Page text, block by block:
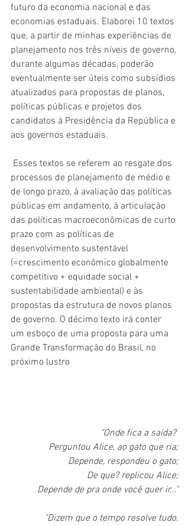
futuro da economia nacional e das
economias estaduais. Elaborei 10 textos
que, a partir de minhas experiências de
planejamento nos três níveis de governo,
durante algumas décadas, poderão
eventualmente ser úteis como subsídios
atualizados para propostas de planos,
políticas públicas e projetos dos
candidatos à Presidência da República e
aos governos estaduais.
processos de planejamento de médio e
de longo prazo, à avaliação das políticas
públicas em andamento, à articulação
das políticas macroeconômicas de curto
prazo com as políticas de
desenvolvimento sustentável
(=crescimento econômico globalmente
competitivo + equidade social +
sustentabilidade ambiental) e às
propostas da estrutura de novos planos
de governo. O décimo texto irá conter
um esboço de uma proposta para uma
Grande Transformação do Brasil, no
próximo lustro
"Onde fica a saída?
Perguntou Alice, ao gato que ria;
Depende, respondeu o gato;
De que? replicou Alice;
Depende de pra onde você quer ir..."
"Dizem que o tempo resolve tudo.